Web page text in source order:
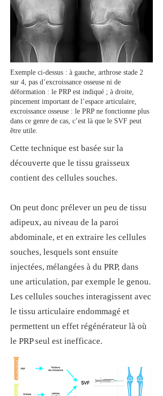
Exemple ci-dessus : à gauche, arthrose stade 2
sur 4, pas d’excroissance osseuse ni de
déformation : le PRP est indiqué ; à droite,
pincement important de l’espace articulaire,
excroissance osseuse : le PRP ne fonctionne plus
dans ce genre de cas, c’est là que le SVF peut
être utile.
Cette technique est basée sur la
découverte que le tissu graisseux
contient des cellules souches.
On peut donc prélever un peu de tissu
adipeux, au niveau de la paroi
abdominale, et en extraire les cellules
souches, lesquels sont ensuite
injectées, mélangées à du PRP, dans
une articulation, par exemple le genou.
Les cellules souches interagissent avec
le tissu articulaire endommagé et
permettent un effet régénérateur là où
le PRP seul est inefficace.